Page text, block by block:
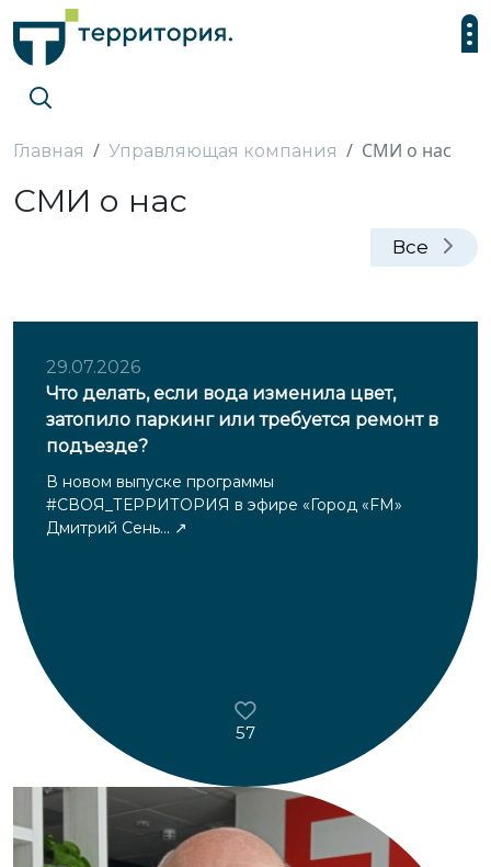
Главная Управляющая компания СМИ о нас
СМИ о нас
Все
29.07.2026
Что делать, если вода изменила цвет,
затопило паркинг или требуется ремонт в
подъезде?
В новом выпуске программы
#СВОЯ_ТЕРРИТОРИЯ в эфире «Город «FM»
Дмитрий Сень...
57